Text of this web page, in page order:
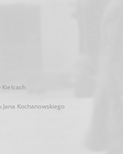
Kochanowskiego